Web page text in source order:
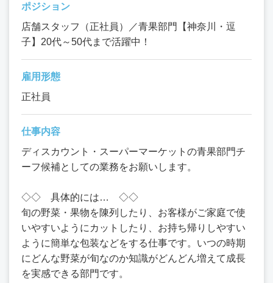
ポジション
店舗スタッフ（正社員）／青果部門【神奈川・逗
子】20代～50代まで活躍中！
雇用形態
正社員
仕事内容
ディスカウント・スーパーマーケットの青果部門チ
ーフ候補としての業務をお願いします。
◇◇ 具体的には… ◇◇
旬の野菜・果物を陳列したり、お客様がご家庭で使
いやすいようにカットしたり、お持ち帰りしやすい
ように簡単な包装などをする仕事です。いつの時期
にどんな野菜が旬なのか知識がどんどん増えて成長
を実感できる部門です。